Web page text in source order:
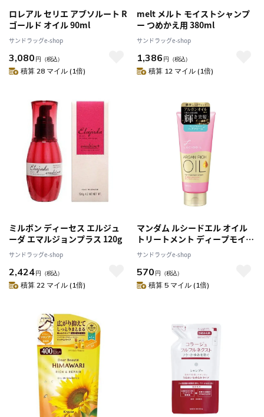
ロレアル セリエ アブソルート R
ゴールド オイル 90ml
サンドラッグe-shop
3,080 円 （税込）
積算 28 マイル (1倍)
melt メルト モイストシャンプ
ー つめかえ用 380ml
サンドラッグe-shop
1,386 円 （税込）
積算 12 マイル (1倍)
ミルボン ディーセス エルジュ
ーダ エマルジョンプラス 120g
サンドラッグe-shop
2,424円 （税込）
積算 22 マイル (1倍)
マンダム ルシードエル オイル
トリートメント ディープモイス
トヘアクリーム 150g
サンドラッグe-shop
570 円 （税込）
積算 5 マイル (1倍)